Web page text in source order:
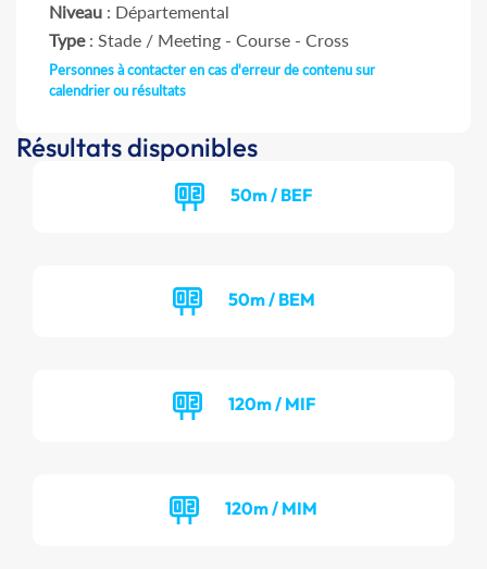
Niveau : Départemental
Type: Stade / Meeting - Course - Cross
Personnes à contacter en cas d'erreur de contenu sur
calendrier ou résultats
Résultats disponibles
50m / BEF
50m / BEM
120m / MIF
120m / MIM